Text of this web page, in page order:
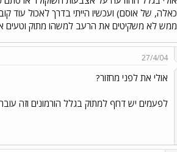
כאלה, של אוסם) ועכשיו הייתי בדרך לאכול עוד
ממש לא משקיטים את הרעב למשהו מתוק וטעים
27/4/04
אולי את לפני מחזור?
לפעמים יש דחף למתוק בגלל הורמונים וזה עובר